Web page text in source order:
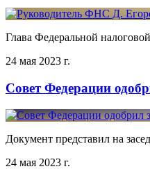
Глава Федеральной
24 мая 2023 г.
Совет Федерации
Документ представил на
24 мая 2023 г.